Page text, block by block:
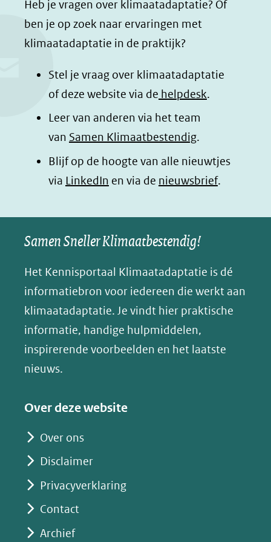
b
o
o
(opent
in
nieuw
venster)
naar
een
website)
d
I
(opent
in
nieuw
venster)
naar
een
website)
t
a
p
(opent
in
nieuw
venster)
naar
een
website)
d
l
e
p
B
l
e
s
y
(opent
in
nieuw
venster)
Heb je vragen over klimaatadaptatie? Of
ben je op zoek naar ervaringen met
klimaatadaptatie in de praktijk?
Stel je vraag over klimaatadaptatie
of deze website via de helpdesk.
Leer van anderen via het team
van Samen Klimaatbestendig.
Blijf op de hoogte van alle nieuwtjes
via LinkedIn (opent
nieuw
venster)
naar
een
andere
website)
en via de nieuwsbrief.
Samen Sneller Klimaatbestendig!
Het Kennisportaal Klimaatadaptatie is dé
informatiebron voor iedereen die werkt aan
klimaatadaptatie. Je vindt hier praktische
informatie, handige hulpmiddelen,
inspirerende voorbeelden en het laatste
nieuws.
Over deze website
Over ons
Disclaimer
Privacyverklaring
Contact
Archief